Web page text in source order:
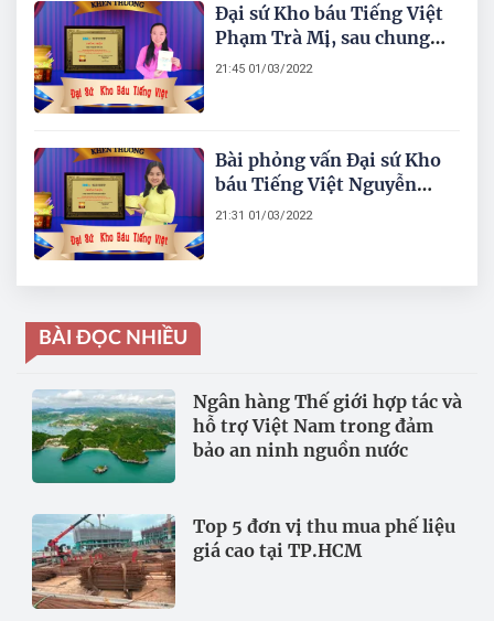
Đại sứ Kho báu Tiếng Việt
Phạm Trà Mị, sau chung
kết Cuộc thi Sáng tác Thơ
21:45 01/03/2022
Bài phỏng vấn Đại sứ Kho
báu Tiếng Việt Nguyễn
Ngọc Diệu, sau chung kết
21:31 01/03/2022
BÀI ĐỌC NHIỀU
Ngân hàng Thế giới hợp tác và
hỗ trợ Việt Nam trong đảm
bảo an ninh nguồn nước
Top 5 đơn vị thu mua phế liệu
giá cao tại TP.HCM